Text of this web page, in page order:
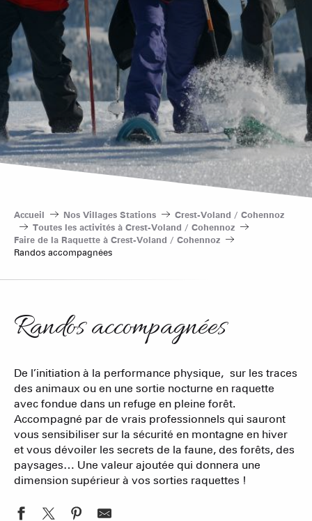
Accueil Nos Villages Stations
Crest-Voland / Cohennoz
Toutes les activités à Crest-Voland / Cohennoz
Faire de la Raquette à Crest-Voland / Cohennoz
Randos accompagnées
Randos accompagnées
De l’initiation à la performance physique, sur les traces
des animaux ou en une sortie nocturne en raquette
avec fondue dans un refuge en pleine forêt.
Accompagné par de vrais professionnels qui sauront
vous sensibiliser sur la sécurité en montagne en hiver
et vous dévoiler les secrets de la faune, des forêts, des
paysages… Une valeur ajoutée qui donnera une
dimension supérieur à vos sorties raquettes !